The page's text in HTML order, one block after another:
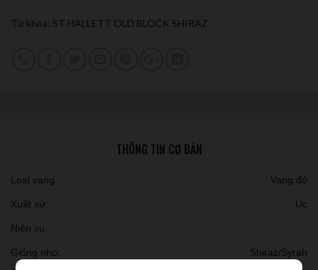
Từ khóa: ST HALLETT OLD BLOCK SHIRAZ
THÔNG TIN CƠ BẢN
Loại vang: Vang đỏ
Xuất xứ: Úc
Niên vụ:
Giống nho: Shiraz/Syrah